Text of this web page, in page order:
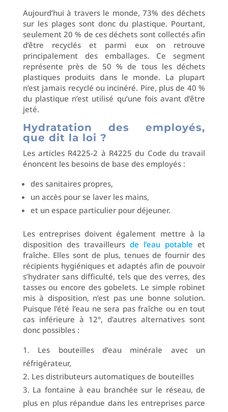
Aujourd’hui à travers le monde, 73% des déchets
sur les plages sont donc du plastique. Pourtant,
seulement 20 % de ces déchets sont collectés afin
d’être recyclés et parmi eux on retrouve
principalement des emballages. Ce segment
représente près de 50 % de tous les déchets
plastiques produits dans le monde. La plupart
n’est jamais recyclé ou incinéré. Pire, plus de 40 %
du plastique n’est utilisé qu’une fois avant d’être
jeté.
Hydratation des employés,
que dit la loi ?
Les articles R4225-2 à R4225 du Code du travail
énoncent les besoins de base des employés :
des sanitaires propres,
un accès pour se laver les mains,
et un espace particulier pour déjeuner.
Les entreprises doivent également mettre à la
disposition des travailleurs de l’eau potable et
fraîche. Elles sont de plus, tenues de fournir des
récipients hygiéniques et adaptés afin de pouvoir
s’hydrater sans difficulté, tels que des verres, des
tasses ou encore des gobelets. Le simple robinet
mis à disposition, n’est pas une bonne solution.
Puisque l’été l’eau ne sera pas fraîche ou en tout
cas inférieure à 12°, d’autres alternatives sont
donc possibles :
Les bouteilles d’eau minérale avec un
réfrigérateur,
Les distributeurs automatiques de bouteilles
La fontaine à eau branchée sur le réseau, de
plus en plus répandue dans les entreprises parce